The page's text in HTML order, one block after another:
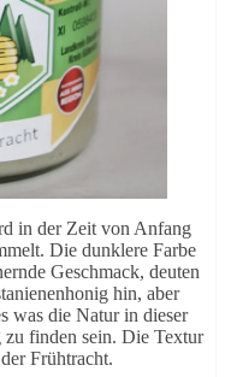
in der Zeit von Anfang
Die dunklere Farbe
Geschmack, deuten
hin, aber
was die Natur in dieser
finden sein. Die Textur
Frühtracht.